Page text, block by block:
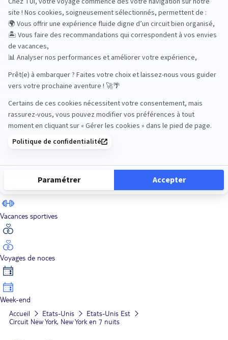
Road Trips
Safari
Sénior
Vacances sportives
Voyages de noces
Week-end
Accueil Etats-Unis
Etats-Unis Est
Circuit New York, New York en 7 nuits